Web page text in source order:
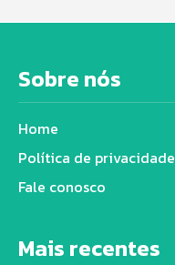
Sobre nós
Home
Política de privacidade
Fale conosco
Mais recentes